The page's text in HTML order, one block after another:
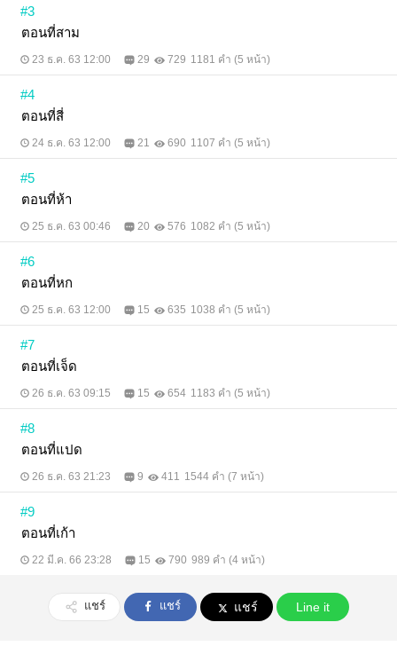
#3
ตอนที่สาม
23 ธ.ค. 63 12:00 29 729 1181 คำ (5 หน้า)
#4
ตอนที่สี่
24 ธ.ค. 63 12:00 21 690 1107 คำ (5 หน้า)
#5
ตอนที่ห้า
25 ธ.ค. 63 00:46 20 576 1082 คำ (5 หน้า)
#6
ตอนที่หก
25 ธ.ค. 63 12:00 15 635 1038 คำ (5 หน้า)
#7
ตอนที่เจ็ด
26 ธ.ค. 63 09:15 15 654 1183 คำ (5 หน้า)
#8
ตอนที่แปด
26 ธ.ค. 63 21:23 9 411 1544 คำ (7 หน้า)
#9
ตอนที่เก้า
22 มี.ค. 66 23:28 15 790 989 คำ (4 หน้า)
แชร์ แชร์ แชร์ Line it